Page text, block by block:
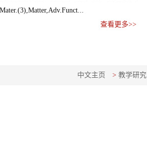
查看更多>>
中文主页 > 教学研究